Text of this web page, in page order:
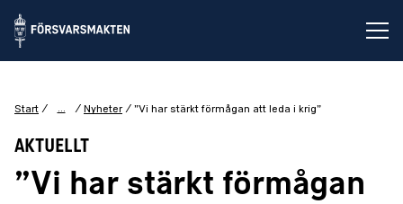
Start ... Nyheter ”Vi har stärkt förmågan att leda i krig”
AKTUELLT
”Vi har stärkt förmågan